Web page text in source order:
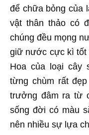
để chữa bỏng của
vật thân thảo có
chúng đều mọng
giữ nước cực kì tốt
Hoa của loại cây
từng chùm rất
trưởng đâm ra từ
sống đời có màu
nên nhiều sự lựa